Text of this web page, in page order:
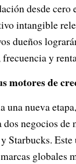
desde cero
intangible
dueños
y
motores de
nueva
negocios de
Starbucks.
globales